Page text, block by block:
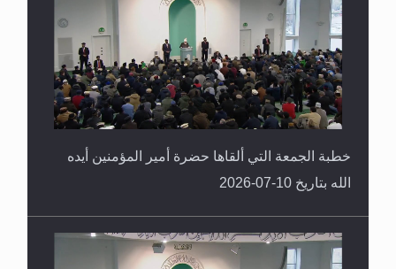
خطبة الجمعة التي ألقاها حضرة أمير المؤمنين أيده
الله بتاريخ 10-07-2026